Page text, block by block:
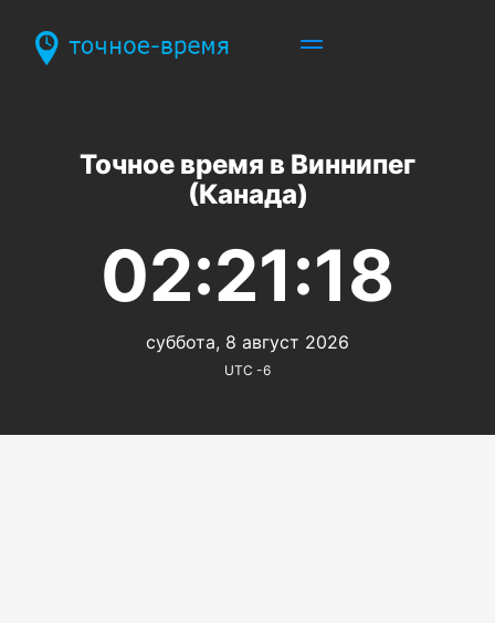
Точное время в Виннипег
(Канада)
02:21:18
суббота, 8 август 2026
UTC -6